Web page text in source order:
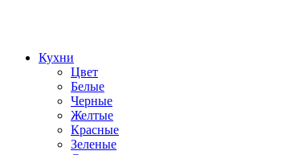
Кухни
Цвет
Белые
Черные
Желтые
Красные
Зеленые